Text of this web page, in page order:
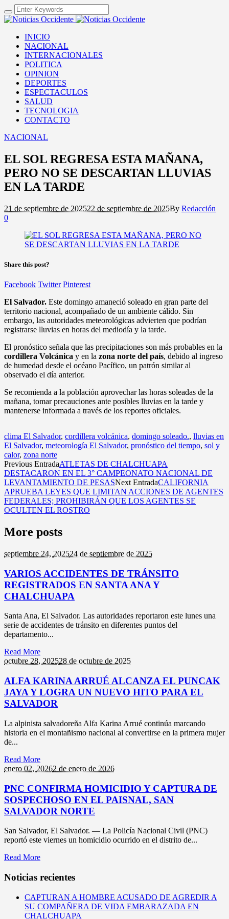
INICIO
NACIONAL
INTERNACIONALES
POLITICA
OPINION
DEPORTES
ESPECTACULOS
SALUD
TECNOLOGIA
CONTACTO
NACIONAL
EL SOL REGRESA ESTA MAÑANA,
PERO NO SE DESCARTAN LLUVIAS
EN LA TARDE
21 de septiembre de 202522 de septiembre de 2025By Redacción
0
Share this post?
Facebook Twitter Pinterest
El Salvador. Este domingo amaneció soleado en gran parte del
territorio nacional, acompañado de un ambiente cálido. Sin
embargo, las autoridades meteorológicas advierten que podrían
registrarse lluvias en horas del mediodía y la tarde.
El pronóstico señala que las precipitaciones son más probables en la
cordillera Volcánica y en la zona norte del país, debido al ingreso
de humedad desde el océano Pacífico, un patrón similar al
observado el día anterior.
Se recomienda a la población aprovechar las horas soleadas de la
mañana, tomar precauciones ante posibles lluvias en la tarde y
mantenerse informada a través de los reportes oficiales.
clima El Salvador, cordillera volcánica, domingo soleado., lluvias en
El Salvador, meteorología El Salvador, pronóstico del tiempo, sol y
calor, zona norte
Previous EntradaATLETAS DE CHALCHUAPA
DESTACARON EN EL 3° CAMPEONATO NACIONAL DE
LEVANTAMIENTO DE PESASNext EntradaCALIFORNIA
APRUEBA LEYES QUE LIMITAN ACCIONES DE AGENTES
FEDERALES; PROHIBIRÁN QUE LOS AGENTES SE
OCULTEN EL ROSTRO
More posts
septiembre 24, 202524 de septiembre de 2025
VARIOS ACCIDENTES DE TRÁNSITO
REGISTRADOS EN SANTA ANA Y
CHALCHUAPA
Santa Ana, El Salvador. Las autoridades reportaron este lunes una
serie de accidentes de tránsito en diferentes puntos del
departamento...
Read More
octubre 28, 202528 de octubre de 2025
ALFA KARINA ARRUÉ ALCANZA EL PUNCAK
JAYA Y LOGRA UN NUEVO HITO PARA EL
SALVADOR
La alpinista salvadoreña Alfa Karina Arrué continúa marcando
historia en el montañismo nacional al convertirse en la primera mujer
de...
Read More
enero 02, 20262 de enero de 2026
PNC CONFIRMA HOMICIDIO Y CAPTURA DE
SOSPECHOSO EN EL PAISNAL, SAN
SALVADOR NORTE
San Salvador, El Salvador. — La Policía Nacional Civil (PNC)
reportó este viernes un homicidio ocurrido en el distrito de...
Read More
Noticias recientes
CAPTURAN A HOMBRE ACUSADO DE AGREDIR A
SU COMPAÑERA DE VIDA EMBARAZADA EN
CHALCHUAPA